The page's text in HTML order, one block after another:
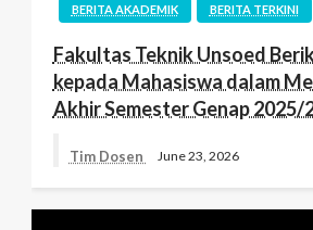
BERITA AKADEMIK BERITA TERKINI
Fakultas Teknik Unsoed
kepada Mahasiswa dalam
Akhir Semester Genap 2025/
Tim Dosen June 23, 2026